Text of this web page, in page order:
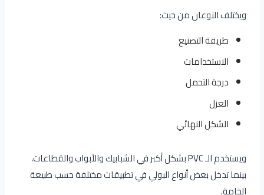
ويختلف النوعان من حيث:
طريقة التصنيع
الاستخدامات
درجة التحمل
العزل
الشكل النهائي
ويستخدم الـ PVC بشكل أكبر في الشبابيك والأبواب والقطاعات،
بينما تدخل بعض أنواع البولي في تطبيقات مختلفة حسب طبيعة
الخامة.